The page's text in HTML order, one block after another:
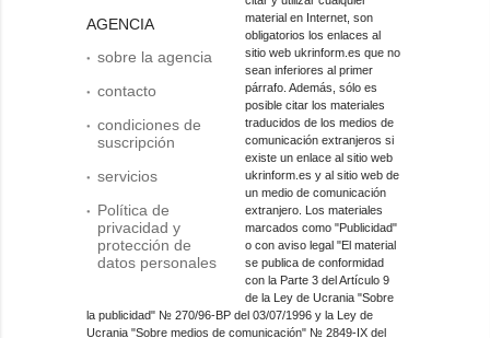
AGENCIA
sobre la agencia
contacto
condiciones de
suscripción
servicios
Política de
privacidad y
protección de
datos personales
material en Internet, son
obligatorios los enlaces al
sitio web ukrinform.es que no
sean inferiores al primer
párrafo. Además, sólo es
posible citar los materiales
traducidos de los medios de
comunicación extranjeros si
existe un enlace al sitio web
ukrinform.es y al sitio web de
un medio de comunicación
extranjero. Los materiales
marcados como "Publicidad"
o con aviso legal "El material
se publica de conformidad
con la Parte 3 del Artículo 9
de la Ley de Ucrania "Sobre
la publicidad" № 270/96-ВР del 03/07/1996 y la Ley de
Ucrania "Sobre medios de comunicación" № 2849-IX del